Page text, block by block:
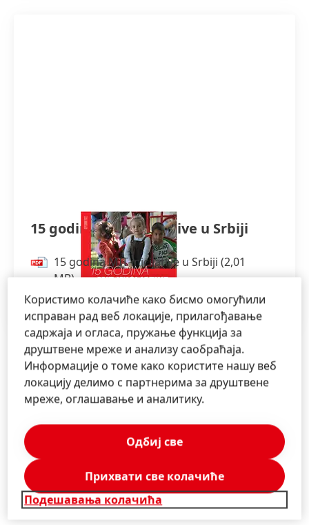
15 godina MIT inicijative u Srbiji
15 godina MIT inicijative u Srbiji (2,01
MB)
Dodaj u moja kolekcija
Користимо колачиће како бисмо омогућили
исправан рад веб локације, прилагођавање
садржаја и огласа, пружање функција за
друштвене мреже и анализу саобраћаја.
Информације о томе како користите нашу веб
локацију делимо с партнерима за друштвене
мреже, оглашавање и аналитику.
Подешавања колачића
Одбиј све
Прихвати све колачиће